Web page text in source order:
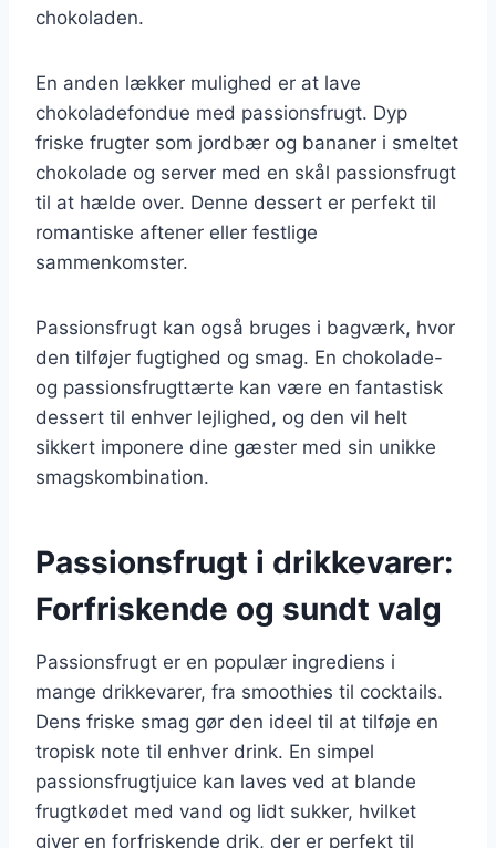
chokoladen.
En anden lækker mulighed er at lave
chokoladefondue med passionsfrugt. Dyp
friske frugter som jordbær og bananer i smeltet
chokolade og server med en skål passionsfrugt
til at hælde over. Denne dessert er perfekt til
romantiske aftener eller festlige
sammenkomster.
Passionsfrugt kan også bruges i bagværk, hvor
den tilføjer fugtighed og smag. En chokolade-
og passionsfrugttærte kan være en fantastisk
dessert til enhver lejlighed, og den vil helt
sikkert imponere dine gæster med sin unikke
smagskombination.
Passionsfrugt i drikkevarer:
Forfriskende og sundt valg
Passionsfrugt er en populær ingrediens i
mange drikkevarer, fra smoothies til cocktails.
Dens friske smag gør den ideel til at tilføje en
tropisk note til enhver drink. En simpel
passionsfrugtjuice kan laves ved at blande
frugtkødet med vand og lidt sukker, hvilket
giver en forfriskende drik, der er perfekt til